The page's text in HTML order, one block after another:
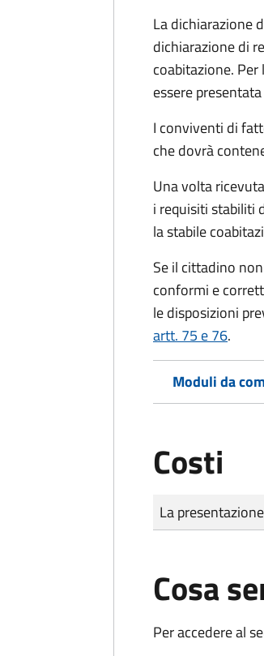
La dichiarazione
dichiarazione di
coabitazione.
essere
I conviventi di
che dovrà
Una volta
i requisiti stabiliti
la stabile
Se il cittadino
conformi e
le disposizioni
artt. 75 e 76.
Moduli da
Costi
Tipo di
Importo
La
Cosa
Per accedere al